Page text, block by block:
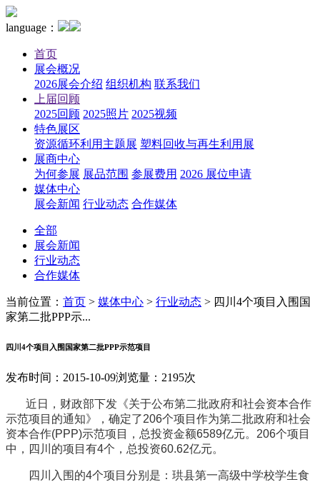
language：
首页
展会概况
2026展会介绍 组织机构 联系我们
上届回顾
2025回顾 2025照片 2025视频
特色展区
资源循环利用主题展 塑料回收与再生利用展
展商中心
为何参展 展品范围 参展费用 2026 展位申请
媒体中心
展会新闻 行业动态 合作媒体
全部
展会新闻
行业动态
合作媒体
当前位置： 首页 > 媒体中心 > 行业动态 > 四川4个项目入围国
家第二批PPP示...
四川4个项目入围国家第二批PPP示范项目
发布时间：2015-10-09浏览量：2195次
近日，财政部下发《关于公布第二批政府和社会资本合作
示范项目的通知》，确定了206个项目作为第二批政府和社会
资本合作(PPP)示范项目，总投资金额6589亿元。206个项目
中，四川的项目有4个，总投资60.62亿元。
四川入围的4个项目分别是：珙县第一高级中学校学生食